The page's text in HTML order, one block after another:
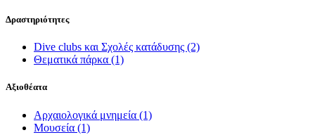
Δραστηριότητες
Dive clubs και Σχολές κατάδυσης (2)
Θεματικά πάρκα (1)
Αξιοθέατα
Αρχαιολογικά μνημεία (1)
Μουσεία (1)